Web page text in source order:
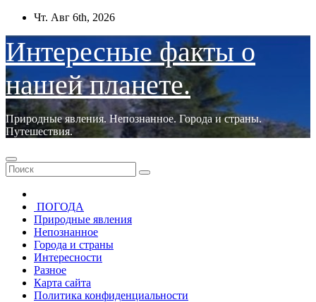
Перейти
содержимому
Чт. Авг 6th, 2026
Интересные факты о
нашей планете.
Природные явления. Непознанное. Города и страны.
Путешествия.
ПОГОДА
Природные явления
Непознанное
Города и страны
Интересности
Разное
Карта сайта
Политика конфиденциальности